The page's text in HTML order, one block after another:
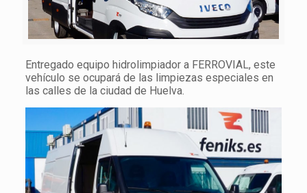
Entregado equipo hidrolimpiador a FERROVIAL, este
vehículo se ocupará de las limpiezas especiales en
las calles de la ciudad de Huelva.